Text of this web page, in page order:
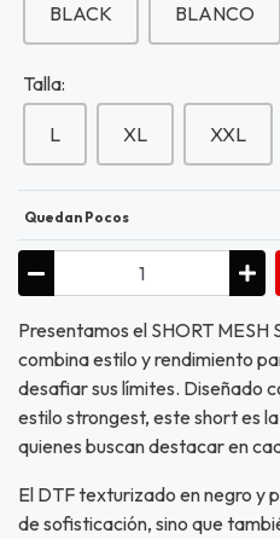
BLACK BLANCO
Talla:
L XL XXL
Quedan Pocos
Presentamos el SHORT MESH
combina estilo y rendimiento
desafiar sus límites. Diseñado
estilo strongest, este short es
quienes buscan destacar en
El DTF texturizado en negro y
de sofisticación, sino que